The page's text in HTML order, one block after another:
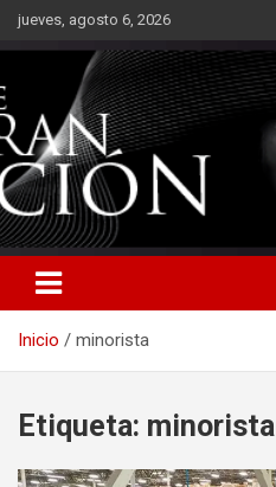
Saltarjueves, agosto 6, 2026
Inicio minorista
Etiqueta: minorista